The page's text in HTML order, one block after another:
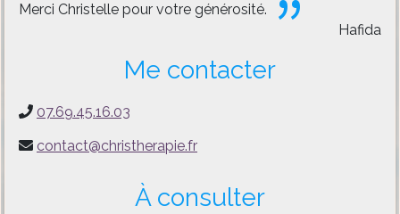
Merci Christelle pour votre générosité.
Hafida
Me contacter
07.69.45.16.03
contact@christherapie.fr
À consulter